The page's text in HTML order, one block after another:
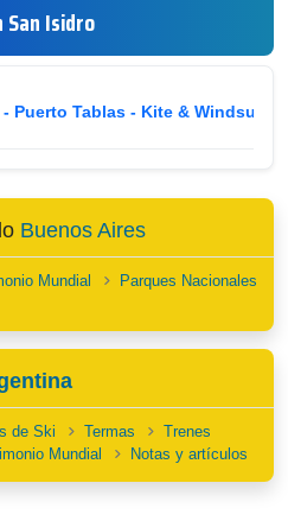
San Isidro
Puerto Tablas - Kite & Windsurf
Buenos Aires
Mundial
Parques Nacionales
de Ski Termas
Trenes
Mundial Notas y artículos